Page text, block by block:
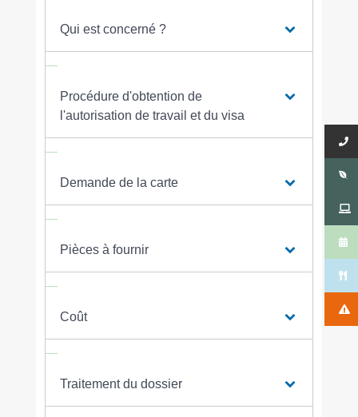
Qui est concerné ?
Procédure d'obtention de
l'autorisation de travail et du visa
Demande de la carte
Pièces à fournir
Coût
Traitement du dossier